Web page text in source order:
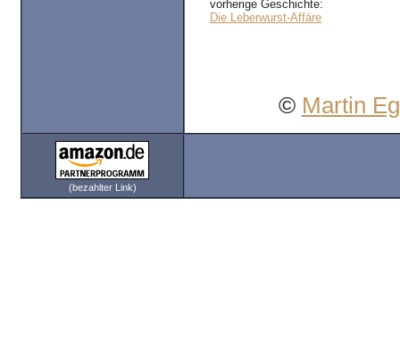
vorherige Geschichte:
Die Leberwurst-Affäre
© Martin
(bezahlter Link)